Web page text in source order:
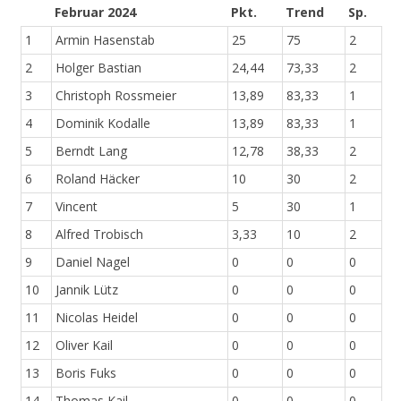
Februar 2024 Pkt. Trend
Sp.
1
Armin Hasenstab 25 75
2
2
Holger Bastian 24,44 73,33
2
3
Christoph Rossmeier 13,89 83,33
1
4
Dominik Kodalle 13,89 83,33
1
5
Berndt Lang 12,78 38,33
2
6
Roland Häcker 10 30
2
7
Vincent 5 30
1
8
Alfred Trobisch 3,33 10
2
9
Daniel Nagel 0 0
0
10
Jannik Lütz 0 0
0
11
Nicolas Heidel 0 0
0
12
Oliver Kail 0 0
0
13
Boris Fuks 0 0
0